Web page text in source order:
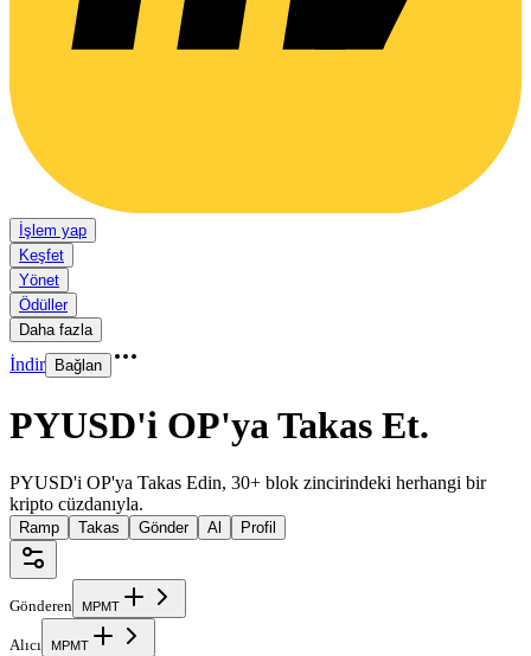
İşlem yap
Keşfet
Yönet
Ödüller
Daha fazla
İndir Bağlan
PYUSD'i OP'ya Takas Et.
PYUSD'i OP'ya Takas Edin, 30+ blok zincirindeki herhangi bir
kripto cüzdanıyla.
Ramp Takas Gönder Al Profil
Gönderen MPMT
Alıcı MPMT